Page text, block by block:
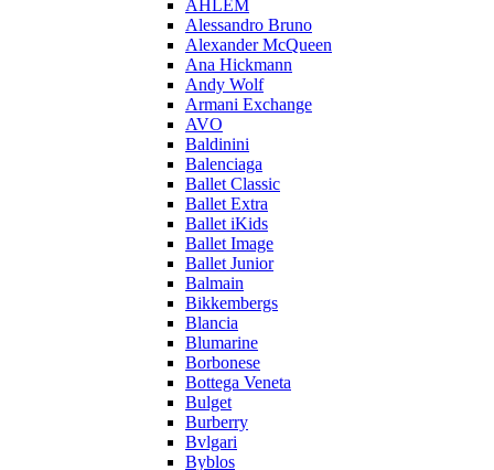
AHLEM
Alessandro Bruno
Alexander McQueen
Ana Hickmann
Andy Wolf
Armani Exchange
AVO
Baldinini
Balenciaga
Ballet Classic
Ballet Extra
Ballet iKids
Ballet Image
Ballet Junior
Balmain
Bikkembergs
Blancia
Blumarine
Borbonese
Bottega Veneta
Bulget
Burberry
Bvlgari
Byblos